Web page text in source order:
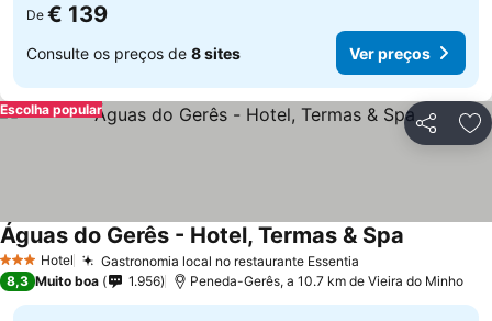
De € 139
Consulte os preços de 8 sites Ver preços
Partilhar
Escolha popular
3 EstrelasHotel Gastronomia local no restaurante Essentia
Águas do Gerês - Hotel, Termas & Spa
8,3 Muito boa 1.956 Peneda-Gerês, a 10.7 km de Vieira do Minho